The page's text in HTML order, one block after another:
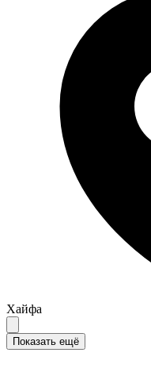
Хайфа
Показать ещё